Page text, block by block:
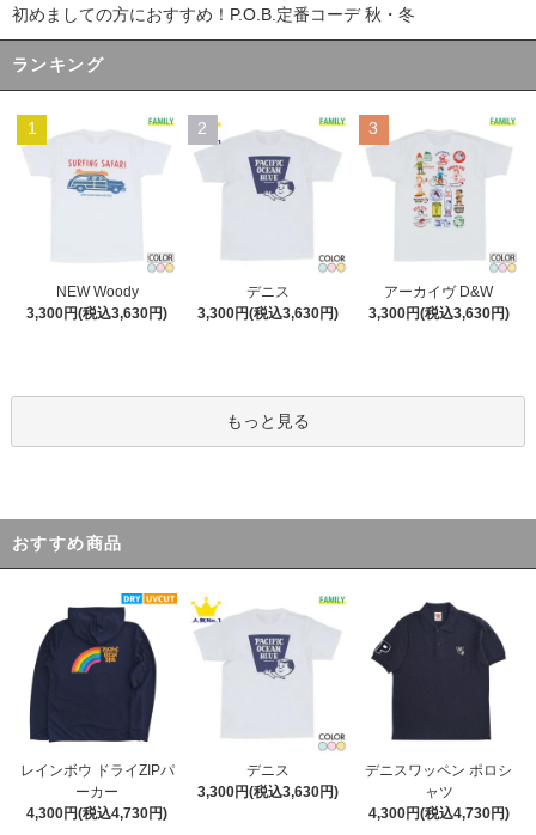
初めましての方におすすめ！P.O.B.定番コーデ 秋・冬
ランキング
1
NEW Woody
3,300円(税込3,630円)
2
デニス
3,300円(税込3,630円)
3
アーカイヴ D&W
3,300円(税込3,630円)
もっと見る
おすすめ商品
レインボウ ドライZIPパ
ーカー
4,300円(税込4,730円)
デニス
3,300円(税込3,630円)
デニスワッペン ポロシ
ャツ
4,300円(税込4,730円)